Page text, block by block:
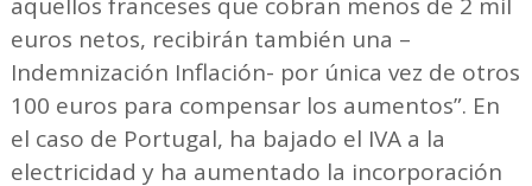
euros netos, recibirán también una –
Indemnización Inflación- por única vez de otros
100 euros para compensar los aumentos”. En
el caso de Portugal, ha bajado el IVA a la
electricidad y ha aumentado la incorporación